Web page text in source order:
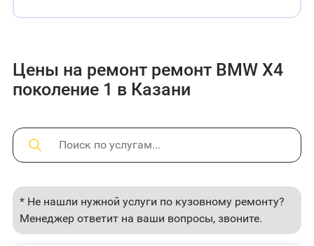
Цены на ремонт ремонт BMW X4
поколение 1 в Казани
* Не нашли нужной услуги по кузовному ремонту?
Менеджер ответит на ваши вопросы, звоните.